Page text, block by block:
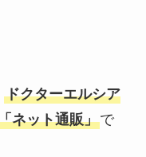
ドクターエルシア
ネット通販」で